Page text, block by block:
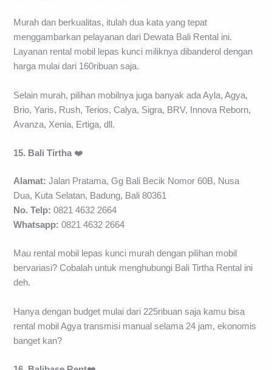
Murah dan berkualitas, itulah dua kata yang tepat
menggambarkan pelayanan dari Dewata Bali Rental ini.
Layanan rental mobil lepas kunci miliknya dibanderol dengan
harga mulai dari 160ribuan saja.
Selain murah, pilihan mobilnya juga banyak ada Ayla, Agya,
Brio, Yaris, Rush, Terios, Calya, Sigra, BRV, Innova Reborn,
Avanza, Xenia, Ertiga, dll.
15. Bali Tirtha ❤️
Alamat: Jalan Pratama, Gg Bali Becik Nomor 60B, Nusa
Dua, Kuta Selatan, Badung, Bali 80361
No. Telp: 0821 4632 2664
Whatsapp: 0821 4632 2664
Mau rental mobil lepas kunci murah dengan pilihan mobil
bervariasi? Cobalah untuk menghubungi Bali Tirtha Rental ini
deh.
Hanya dengan budget mulai dari 225ribuan saja kamu bisa
rental mobil Agya transmisi manual selama 24 jam, ekonomis
banget kan?